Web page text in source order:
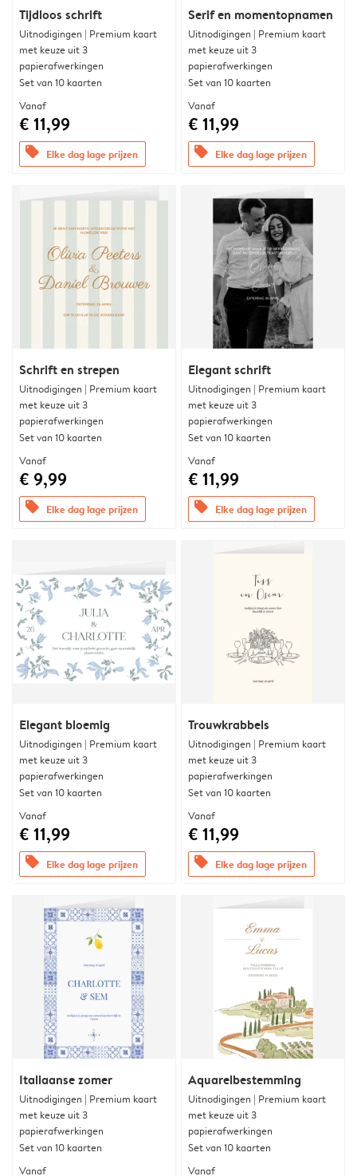
Tijdloos schrift
Uitnodigingen | Premium kaart
met keuze uit 3
papierafwerkingen
Set van 10 kaarten
Vanaf
€ 11,99
offers Elke dag lage prijzen
Serif en momentopnamen
Uitnodigingen | Premium kaart
met keuze uit 3
papierafwerkingen
Set van 10 kaarten
Vanaf
€ 11,99
offers Elke dag lage prijzen
Schrift en strepen
Uitnodigingen | Premium kaart
met keuze uit 3
papierafwerkingen
Set van 10 kaarten
Vanaf
€ 9,99
offers Elke dag lage prijzen
Elegant schrift
Uitnodigingen | Premium kaart
met keuze uit 3
papierafwerkingen
Set van 10 kaarten
Vanaf
€ 11,99
offers Elke dag lage prijzen
Elegant bloemig
Uitnodigingen | Premium kaart
met keuze uit 3
papierafwerkingen
Set van 10 kaarten
Vanaf
€ 11,99
offers Elke dag lage prijzen
Trouwkrabbels
Uitnodigingen | Premium kaart
met keuze uit 3
papierafwerkingen
Set van 10 kaarten
Vanaf
€ 11,99
offers Elke dag lage prijzen
Italiaanse zomer
Uitnodigingen | Premium kaart
met keuze uit 3
papierafwerkingen
Set van 10 kaarten
Vanaf
Aquarelbestemming
Uitnodigingen | Premium kaart
met keuze uit 3
papierafwerkingen
Set van 10 kaarten
Vanaf